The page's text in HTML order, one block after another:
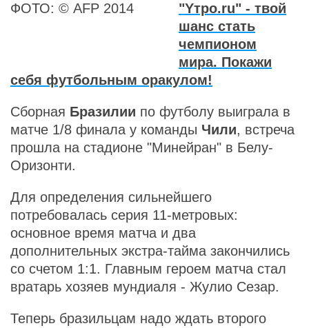
ФОТО: © AFP 2014
"Yтро.ru" - твой
шанс стать
чемпионом
мира. Покажи
себя футбольным оракулом!
Сборная Бразилии по футболу выиграла в
матче 1/8 финала у команды Чили, встреча
прошла на стадионе "Минейран" в Белу-
Оризонти.
Для определения сильнейшего
потребовалась серия 11-метровых:
основное время матча и два
дополнительных экстра-тайма закончились
со счетом 1:1. Главным героем матча стал
вратарь хозяев мундиаля - Жулио Сезар.
Теперь бразильцам надо ждать второго